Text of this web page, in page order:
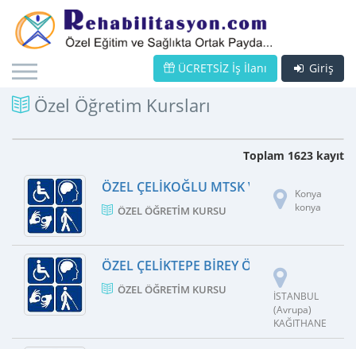
Giriş
ÜCRETSİZ İş İlanı
Özel Öğretim Kursları
Toplam 1623 kayıt
ÖZEL ÇELIKOĞLU MTSK VE PSIKO TEKNIK
ÖZEL ÖĞRETIM KURSU
Konya
konya
ÖZEL ÇELIKTEPE BIREY ÖZEL ÖĞRETIM
ÖZEL ÖĞRETIM KURSU
İSTANBUL
(Avrupa)
KAĞITHANE